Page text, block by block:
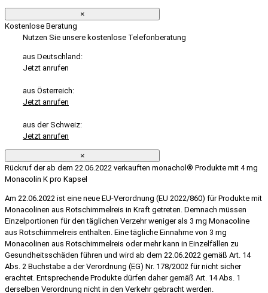
×
Kostenlose Beratung
Nutzen Sie unsere kostenlose Telefonberatung
aus Deutschland:
Jetzt anrufen
aus Österreich:
Jetzt anrufen
aus der Schweiz:
Jetzt anrufen
×
Rückruf der ab dem 22.06.2022 verkauften monachol® Produkte mit 4 mg
Monacolin K pro Kapsel
Am 22.06.2022 ist eine neue EU-Verordnung (EU 2022/860) für Produkte mit
Monacolinen aus Rotschimmelreis in Kraft getreten. Demnach müssen
Einzelportionen für den täglichen Verzehr weniger als 3 mg Monacoline
aus Rotschimmelreis enthalten. Eine tägliche Einnahme von 3 mg
Monacolinen aus Rotschimmelreis oder mehr kann in Einzelfällen zu
Gesundheitsschäden führen und wird ab dem 22.06.2022 gemäß Art. 14
Abs. 2 Buchstabe a der Verordnung (EG) Nr. 178/2002 für nicht sicher
erachtet. Entsprechende Produkte dürfen daher gemäß Art. 14 Abs. 1
derselben Verordnung nicht in den Verkehr gebracht werden.